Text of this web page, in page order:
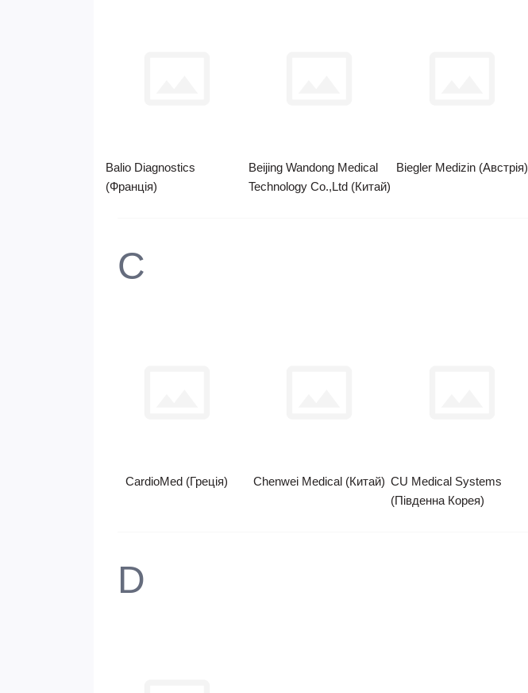
Balio Diagnostics
(Франція)
Beijing Wandong Medical
Technology Co.,Ltd (Китай)
Biegler Medizin (Австрія)
C
CardioMed (Греція) Chenwei Medical (Китай) CU Medical Systems
(Південна Корея)
D